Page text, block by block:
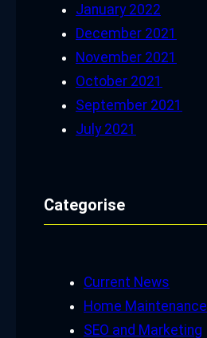
January 2022
December 2021
November 2021
October 2021
September 2021
July 2021
Categorise
Current News
Home Maintenance
SEO and Marketing